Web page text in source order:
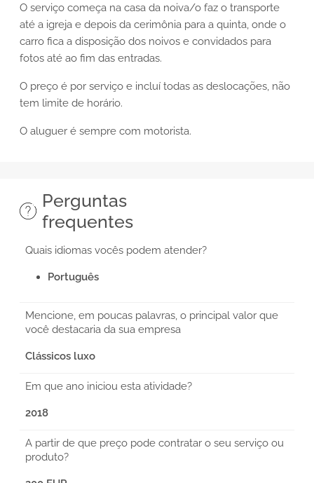
O serviço começa na casa da noiva/o faz o transporte
até a igreja e depois da cerimônia para a quinta, onde o
carro fica a disposição dos noivos e convidados para
fotos até ao fim das entradas.
O preço é por serviço e incluí todas as deslocações, não
tem limite de horário.
O aluguer é sempre com motorista.
Perguntas
frequentes
Quais idiomas vocês podem atender?
Português
Mencione, em poucas palavras, o principal valor que
você destacaria da sua empresa
Clássicos luxo
Em que ano iniciou esta atividade?
2018
A partir de que preço pode contratar o seu serviço ou
produto?